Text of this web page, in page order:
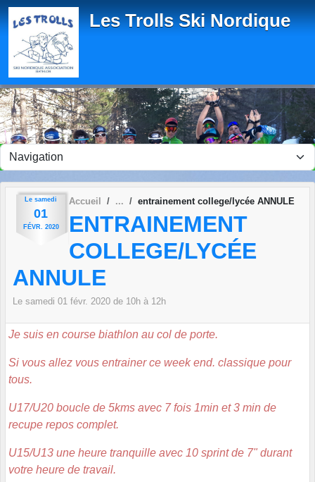
Les Trolls Ski Nordique
Le samedi
01
FÉVR. 2020
Accueil entrainement college/lycée ANNULE
ENTRAINEMENT
COLLEGE/LYCÉE
ANNULE
Le samedi 01 févr. 2020 de 10h à 12h
Je suis en course biathlon au col de porte.
Si vous allez vous entrainer ce week end. classique pour
tous.
U17/U20 boucle de 5kms avec 7 fois 1min et 3 min de
recupe repos complet.
U15/U13 une heure tranquille avec 10 sprint de 7" durant
votre heure de travail.
Panneau de gestion des cookies